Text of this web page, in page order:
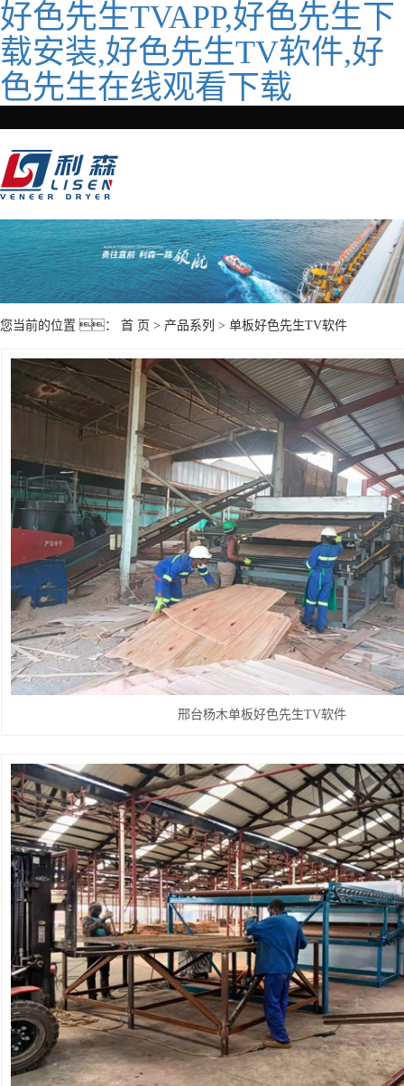
好色先生TVAPP,好色先生下
载安装,好色先生TV软件,好
色先生在线观看下载
您当前的位置 ： 首 页 > 产品系列 > 单板好色先生TV软件
邢台杨木单板好色先生TV软件